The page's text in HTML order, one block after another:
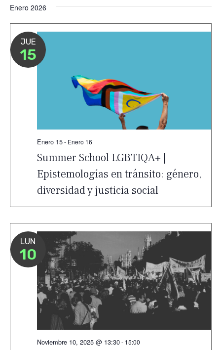
Enero 2026
JUE
15
Summer School LGBTIQA+ |
Epistemologías en tránsito: género,
diversidad y justicia social
Enero 15- Enero 16
LUN
10
Noviembre 10, 2025 @ 13:30- 15:00